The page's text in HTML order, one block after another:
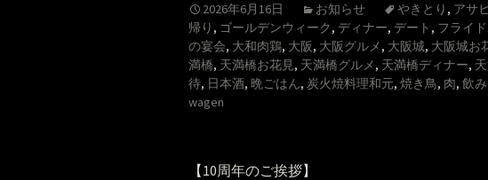
2026年6月16日 お知らせ やきとり , アサ
帰り , ゴールデンウィーク, ディナー, デート , フライ
の宴会, 大和肉鶏, 大阪, 大阪グルメ , 大阪城, 大阪城お
満橋, 天満橋お花見, 天満橋グルメ , 天満橋ディナー,
待, 日本酒, 晩ごはん, 炭火焼料理和元, 焼き鳥, 肉, 飲
wagen
【10周年のご挨拶】